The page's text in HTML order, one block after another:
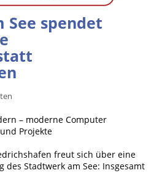
See spendet
– moderne Computer
Projekte
freut sich über eine
Stadtwerk am See: Insgesamt